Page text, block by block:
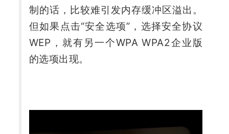
制的话，比较难引发内存缓冲区溢出。
但如果点击“安全选项”，选择安全协议
WEP，就有另一个WPA WPA2企业版
的选项出现。